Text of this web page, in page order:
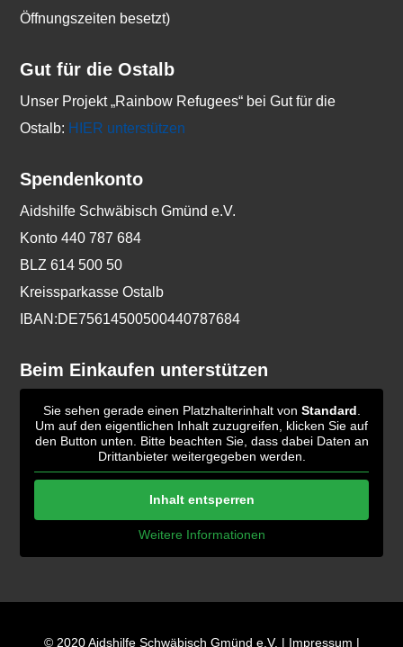
Öffnungszeiten besetzt)
Gut für die Ostalb
Unser Projekt „Rainbow Refugees“ bei Gut für die
Ostalb: HIER unterstützen
Spendenkonto
Aidshilfe Schwäbisch Gmünd e.V.
Konto 440 787 684
BLZ 614 500 50
Kreissparkasse Ostalb
IBAN:DE75614500500440787684
Beim Einkaufen unterstützen
Sie sehen gerade einen Platzhalterinhalt von Standard
Um auf den eigentlichen Inhalt zuzugreifen, klicken Sie auf
den Button unten. Bitte beachten Sie, dass dabei Daten an
Drittanbieter weitergegeben werden.
Inhalt entsperren
Weitere Informationen
© 2020 Aidshilfe Schwäbisch Gmünd e.V. | Impressum |